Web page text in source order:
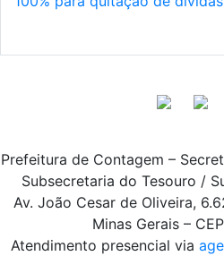
Prefeitura de Contagem –
Subsecretaria do Tesouro /
Av. João Cesar de Oliveira,
Minas Gerais –
Atendimento presencial via